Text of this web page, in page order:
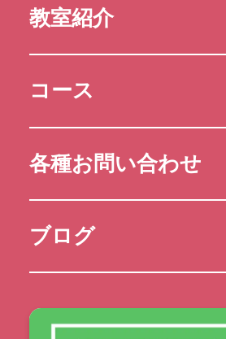
教室紹介
コース
各種お問い合わせ
ブログ